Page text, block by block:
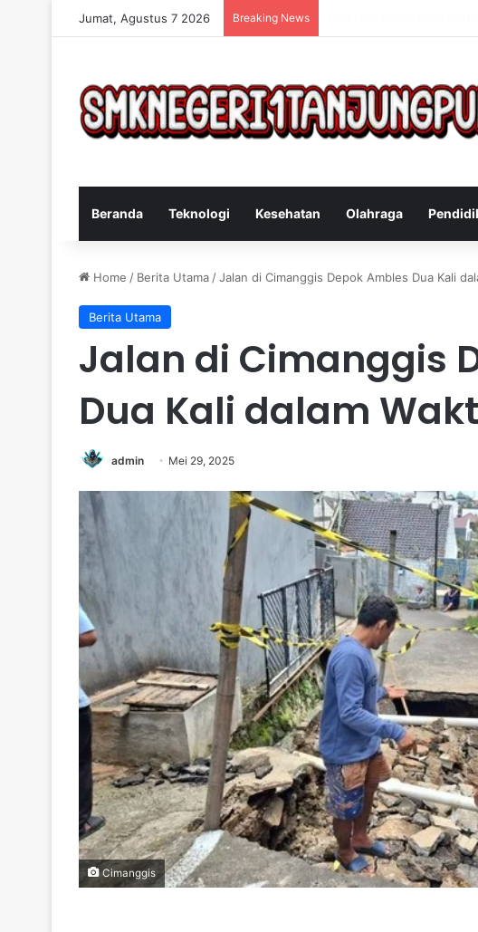
Jumat, Agustus 7 2026 Breaking News
Beranda Teknologi Kesehatan Olahraga
Home / Berita Utama /Jalan di Cimanggis Depok Ambles Dua Kali
Berita Utama
Jalan di Cimanggis
Dua Kali dalam
admin Mei 29, 2025
Cimanggis